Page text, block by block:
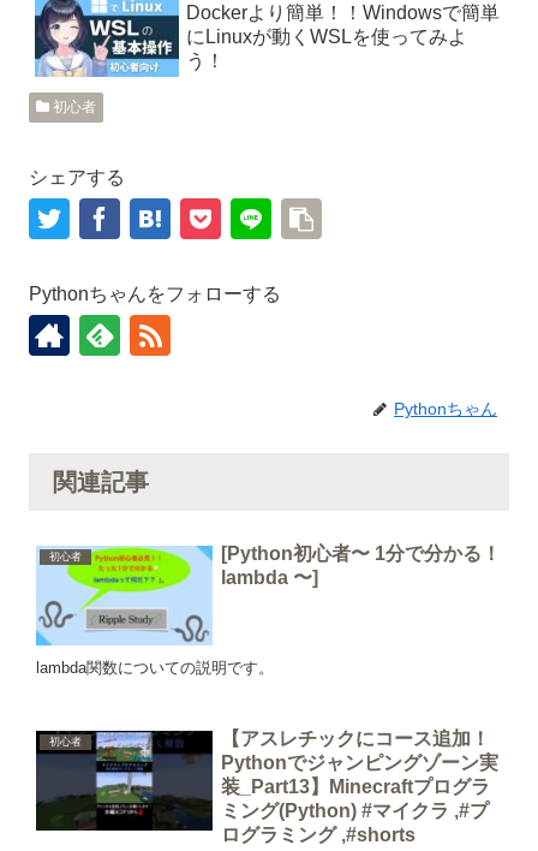
Dockerより簡単！！Windowsで簡単
にLinuxが動くWSLを使ってみよ
う！
初心者
シェアする
Pythonちゃんをフォローする
Pythonちゃん
関連記事
初心者
[Python初心者〜 1分で分かる！
lambda 〜]
lambda関数についての説明です。
初心者
【アスレチックにコース追加！
Pythonでジャンピングゾーン実
装_Part13】Minecraftプログラ
ミング(Python) #マイクラ ,#プ
ログラミング ,#shorts